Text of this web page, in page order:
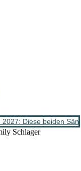
2027: Diese beiden